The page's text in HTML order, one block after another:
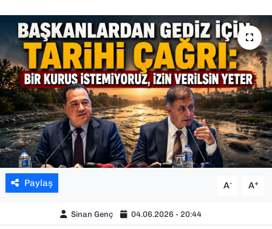
Paylaş A- A+
Sinan Genç 04.06.2026 - 20:44
YEREL YÖNETİMLER